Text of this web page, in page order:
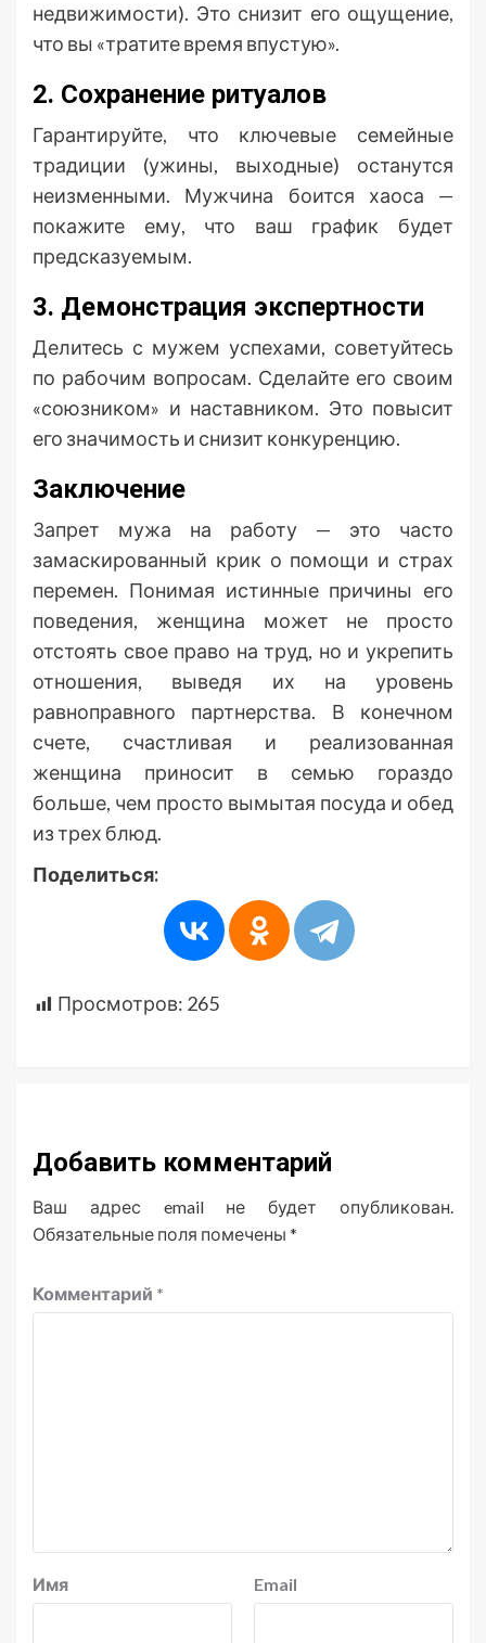
недвижимости). Это снизит его ощущение,
что вы «тратите время впустую».
2. Сохранение ритуалов
Гарантируйте, что ключевые семейные
традиции (ужины, выходные) останутся
неизменными. Мужчина боится хаоса —
покажите ему, что ваш график будет
предсказуемым.
3. Демонстрация экспертности
Делитесь с мужем успехами, советуйтесь
по рабочим вопросам. Сделайте его своим
«союзником» и наставником. Это повысит
его значимость и снизит конкуренцию.
Заключение
Запрет мужа на работу — это часто
замаскированный крик о помощи и страх
перемен. Понимая истинные причины его
поведения, женщина может не просто
отстоять свое право на труд, но и укрепить
отношения, выведя их на уровень
равноправного партнерства. В конечном
счете, счастливая и реализованная
женщина приносит в семью гораздо
больше, чем просто вымытая посуда и обед
из трех блюд.
Поделиться:
Просмотров: 265
Добавить комментарий
Ваш адрес email не будет опубликован.
Обязательные поля помечены *
Комментарий *
Имя Email